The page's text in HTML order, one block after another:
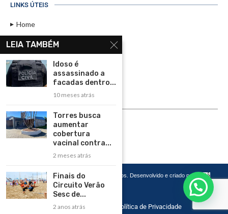
LINKS ÚTEIS
Home
Assinar
Contato
Política de Privacidade
Rádio Maristela - Ao Vivo
ASSINE
Copyright 2026 – Todos os Direitos Reservados. Desenvolvido e criado por
Cadô
Agência de Marketing
Home Contato Política de Privacidade
LEIA TAMBÉM
Idoso é
assassinado a
facadas dentro...
10 meses atrás
Torres busca
aumentar
cobertura
vacinal contra...
2 meses atrás
Finais do
Circuito Verão
Sesc de...
2 anos atrás